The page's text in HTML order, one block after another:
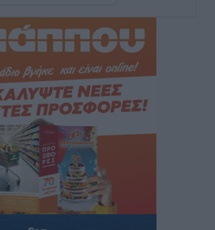
προς Α. Γεωργιάδη:
για την Ενίσχυση της
Νησιωτική Ελλάδα και στα
ώρες
αισιόδοξοι για την παρθενική